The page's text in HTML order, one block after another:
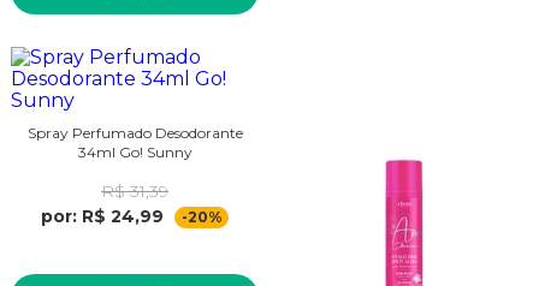
Spray Perfumado Desodorante
34ml Go! Sunny
R$ 31,39
por: R$ 24,99
-20%